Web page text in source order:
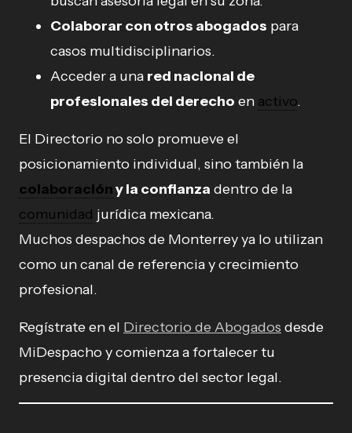
Colaborar con otros abogados para
casos multidisciplinarios.
Acceder a una red nacional de
profesionales del derecho en activo.
El Directorio no solo promueve el
posicionamiento individual, sino también la
colaboracióny la confianza dentro de la
comunidad jurídica mexicana.
Muchos despachos de Monterrey ya lo utilizan
como un canal de referencia y crecimiento
profesional.
Regístrate en el Directorio de Abogados desde
MiDespacho y comienza a fortalecer tu
presencia digital dentro del sector legal.